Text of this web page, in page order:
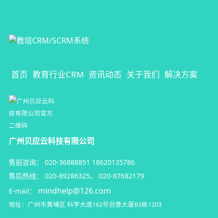
首页 教育行业CRM 资讯动态 关于我们 解决方案
广州贝应云科技有限公司
售前咨询： 020-36888851 18620135786
售后热线：
020-89286325、 020-87682179
E-mail：
mindhelp@126.com
地址：广州市黄埔区 科学大道162号创意大厦B3栋1203